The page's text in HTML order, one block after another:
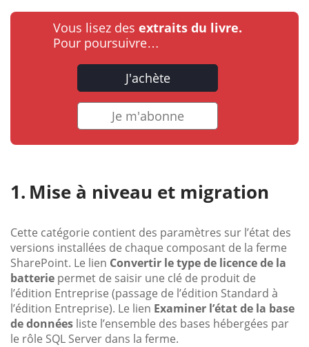
Vous lisez des extraits du livre.
Pour poursuivre…
J'achète
Je m'abonne
Mise à niveau et migration
Cette catégorie contient des paramètres sur l’état des
versions installées de chaque composant de la ferme
SharePoint. Le lien Convertir le type de licence de la
batterie permet de saisir une clé de produit de
l’édition Entreprise (passage de l’édition Standard à
l’édition Entreprise). Le lien Examiner l’état de la base
de données liste l’ensemble des bases hébergées par
le rôle SQL Server dans la ferme.